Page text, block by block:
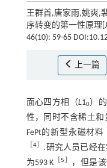
王群首,唐家雨,姚爽,
序转变的第一性原理
46(10): 59-65
上一篇
面心四方相（L10）
性，同时不含稀土
FePt的新型永磁材料
4］ .研究人员已经
为593 K ［5
，但是